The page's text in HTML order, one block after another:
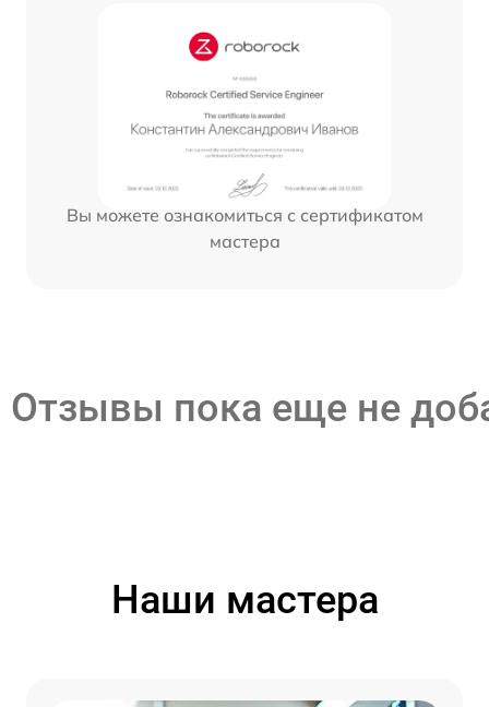
Вы можете ознакомиться с сертификатом
мастера
Отзывы пока еще не
Наши мастера